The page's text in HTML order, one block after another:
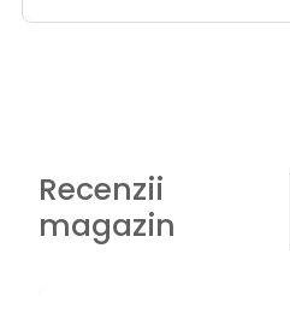
Recenzii
magazin